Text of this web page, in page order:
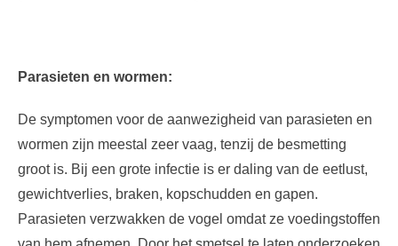
Parasieten en wormen:
De symptomen voor de aanwezigheid van parasieten en
wormen zijn meestal zeer vaag, tenzij de besmetting
groot is. Bij een grote infectie is er daling van de eetlust,
gewichtverlies, braken, kopschudden en gapen.
Parasieten verzwakken de vogel omdat ze voedingstoffen